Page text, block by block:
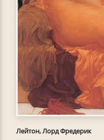
Лейтон, Лорд Фредерик